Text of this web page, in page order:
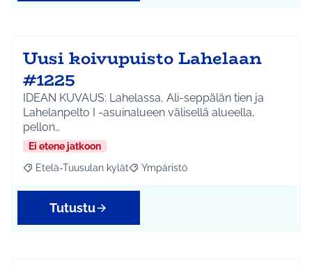
Uusi koivupuisto Lahelaan
#1225
IDEAN KUVAUS: Lahelassa, Ali-seppälän tien ja
Lahelanpelto I -asuinalueen välisellä alueella,
pellon…
Ei etene jatkoon
Rajaa tulokset aihepiirin mukaan: Etelä-Tuusulan kylät
Etelä-Tuusulan kylät Rajaa tulokset teeman mukaan:
Ympäristö
Tutustu